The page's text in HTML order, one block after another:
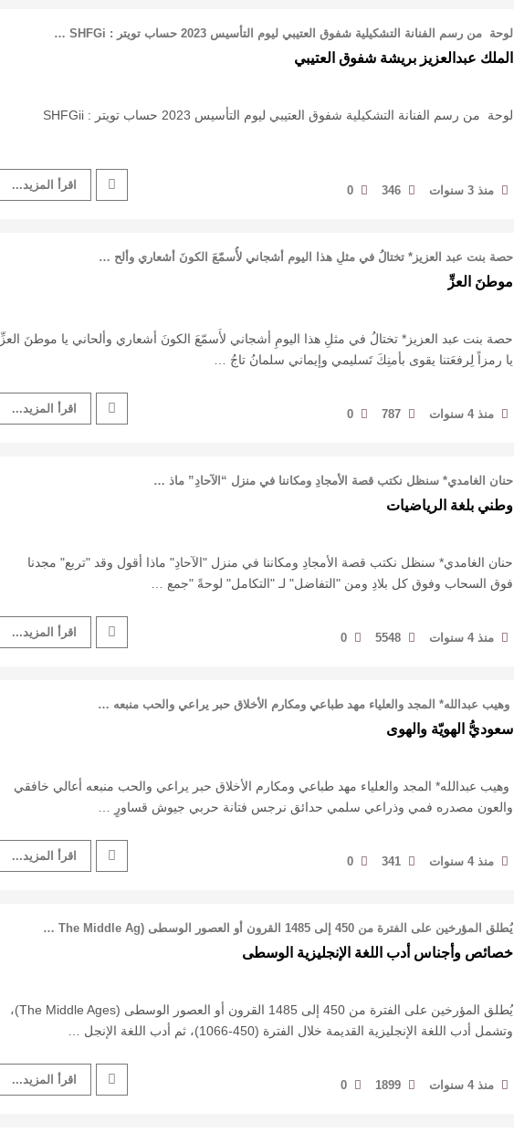
لوحة من رسم الفنانة التشكيلية شفوق العتيبي ليوم التأسيس 2023 حساب تويتر : SHFGi …
الملك عبدالعزيز بريشة شفوق العتيبي
لوحة من رسم الفنانة التشكيلية شفوق العتيبي ليوم التأسيس 2023 حساب تويتر : SHFGii ‏
منذ 3 سنوات 346
0 اقرأ المزيد...
حصة بنت عبد العزيز* تختالُ في مثلِ هذا اليومِ أشجاني لأُسمّعَ الكونَ أشعاري وألح …
موطنَ العزِّ
حصة بنت عبد العزيز* تختالُ في مثلِ هذا اليومِ أشجاني لأُسمّعَ الكونَ أشعاري وألحاني يا موطنَ العزِّ
يا رمزاً لِرفعَتنا يقوى بأمنِكَ تَسليمي وإيماني سلمانُ تاجُ …
منذ 4 سنوات 787
0 اقرأ المزيد...
حنان الغامدي* سنظل نكتب قصة الأمجادِ ‏ومكاننا في منزل “الآحادِ” ‏ماذ …
وطني بلغة الرياضيات
حنان الغامدي* سنظل نكتب قصة الأمجادِ ‏ومكاننا في منزل "الآحادِ" ‏ماذا أقول وقد "تربع" مجدنا ‏
فوق السحاب وفوق كل بلادِ ‏ومن "التفاضل" لـ "التكامل" لوحةً ‏"جمع …
منذ 4 سنوات 5548
0 اقرأ المزيد...
‏ وهيب عبدالله* المجد والعلياء مهد طباعي ‏ومكارم الأخلاق حبر يراعي ‏والحب منبعه …
سعوديُّ الهويّة والهوى ⁦
‏ وهيب عبدالله* المجد والعلياء مهد طباعي ‏ومكارم الأخلاق حبر يراعي ‏والحب منبعه أعالي خافقي
‏والعون مصدره فمي وذراعي ‏سلمي حدائق نرجس فتانة ‏حربي جيوش قساورٍ …
منذ 4 سنوات 341
0 اقرأ المزيد...
يُطلق المؤرخين على الفترة من 450 إلى 1485 القرون أو العصور الوسطى (The Middle Ag …
خصائص وأجناس أدب اللغة الإنجليزية الوسطى
يُطلق المؤرخين على الفترة من 450 إلى 1485 القرون أو العصور الوسطى (The Middle Ages)،
وتشمل أدب اللغة الإنجليزية القديمة خلال الفترة (450-1066)، ثم أدب اللغة الإنجل …
منذ 4 سنوات 1899
0 اقرأ المزيد...